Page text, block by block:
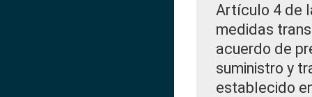
Artículo 4 de
medidas
acuerdo de
suministro y
establecido